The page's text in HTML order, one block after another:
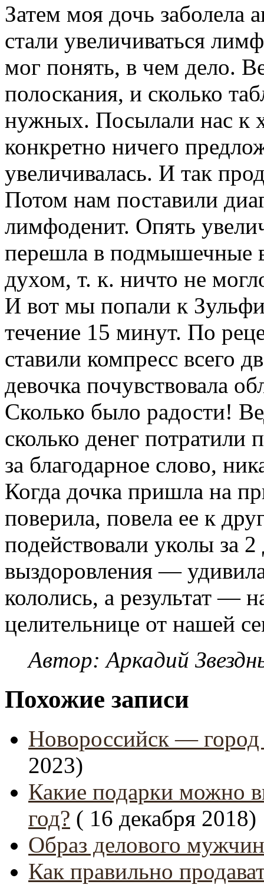
Затем моя дочь заболела
стали увеличиваться
мог понять, в чем дело.
полоскания, и сколько
нужных. Посылали нас к
конкретно ничего
увеличивалась. И так
Потом нам поставили
лимфоденит. Опять
перешла в подмышечные
духом, т. к. ничто не
И вот мы попали к
течение 15 минут. По
ставили компресс всего
девочка почувствовала
Сколько было радости!
сколько денег потратили
за благодарное слово,
Когда дочка пришла на
поверила, повела ее к
подействовали уколы за
выздоровления —
кололись, а результат —
целительнице от нашей
Автор: Аркадий
Похожие записи
Новороссийск — город
2023)
Какие подарки можно
год? ( 16 декабря 2018)
Образ делового
Как правильно